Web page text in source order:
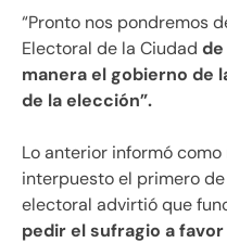
“Pronto nos pondremos
Electoral de la Ciudad
manera el gobierno de
de la elección”.
Lo anterior informó
interpuesto el primero
electoral advirtió que
pedir el sufragio a